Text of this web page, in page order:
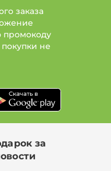
заказа
промокоду
не
за